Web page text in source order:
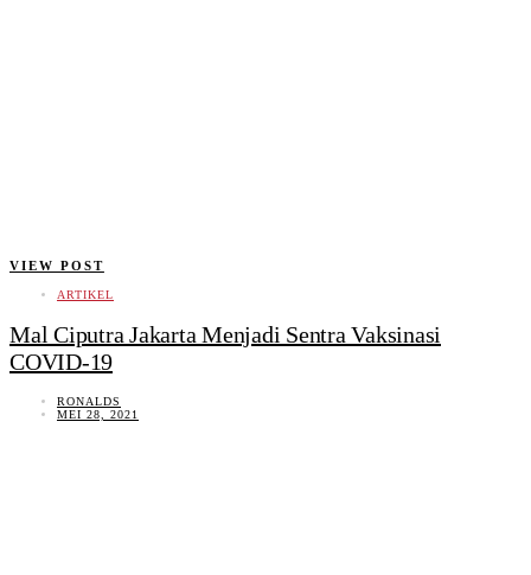
VIEW POST
ARTIKEL
Mal Ciputra Jakarta Menjadi Sentra Vaksinasi
COVID-19
RONALDS
MEI 28, 2021